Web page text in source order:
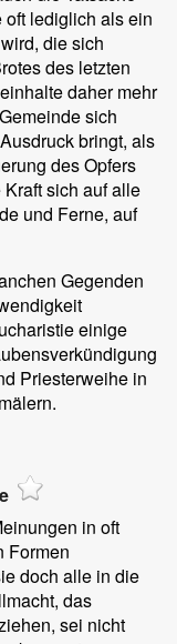
lediglich als ein
die sich
des letzten
daher mehr
sich
bringt, als
des Opfers
sich auf alle
und Ferne, auf
Gegenden
einige
Priesterweihe in
in oft
Formen
doch alle in die
das
sei nicht